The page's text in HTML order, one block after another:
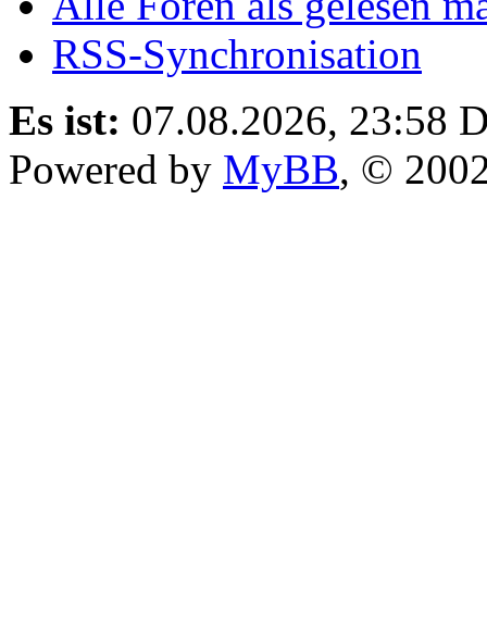
RSS-Synchronisation
Es ist: 07.08.2026, 23:58
Powered by MyBB, ©